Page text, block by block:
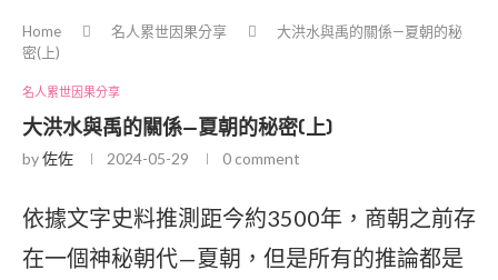
Home 名人累世因果分享
大洪水與禹的關係—夏朝的秘
密(上)
名人累世因果分享
大洪水與禹的關係—夏朝的秘密(上)
by佐佐 2024-05-29 0 comment
依據文字史料推測距今約3500年，商朝之前存
在一個神秘朝代—夏朝，但是所有的推論都是